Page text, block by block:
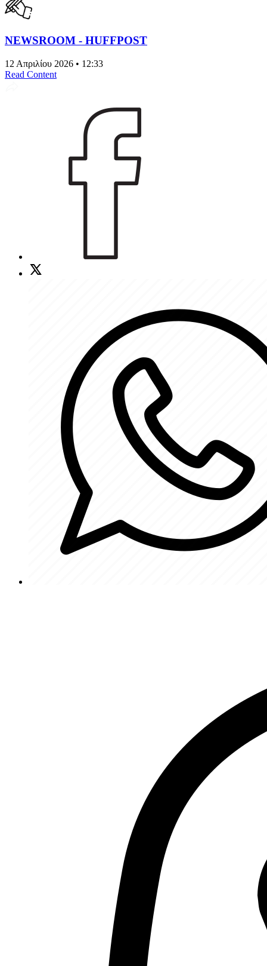
NEWSROOM - HUFFPOST
12 Απριλίου 2026 • 12:33
Read Content